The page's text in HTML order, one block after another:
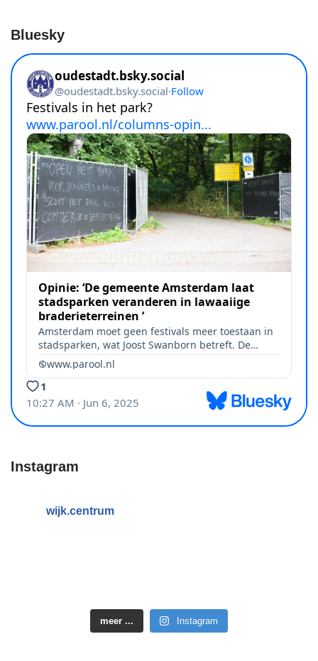
Bluesky
Instagram
wijk.centrum
meer ... Instagram